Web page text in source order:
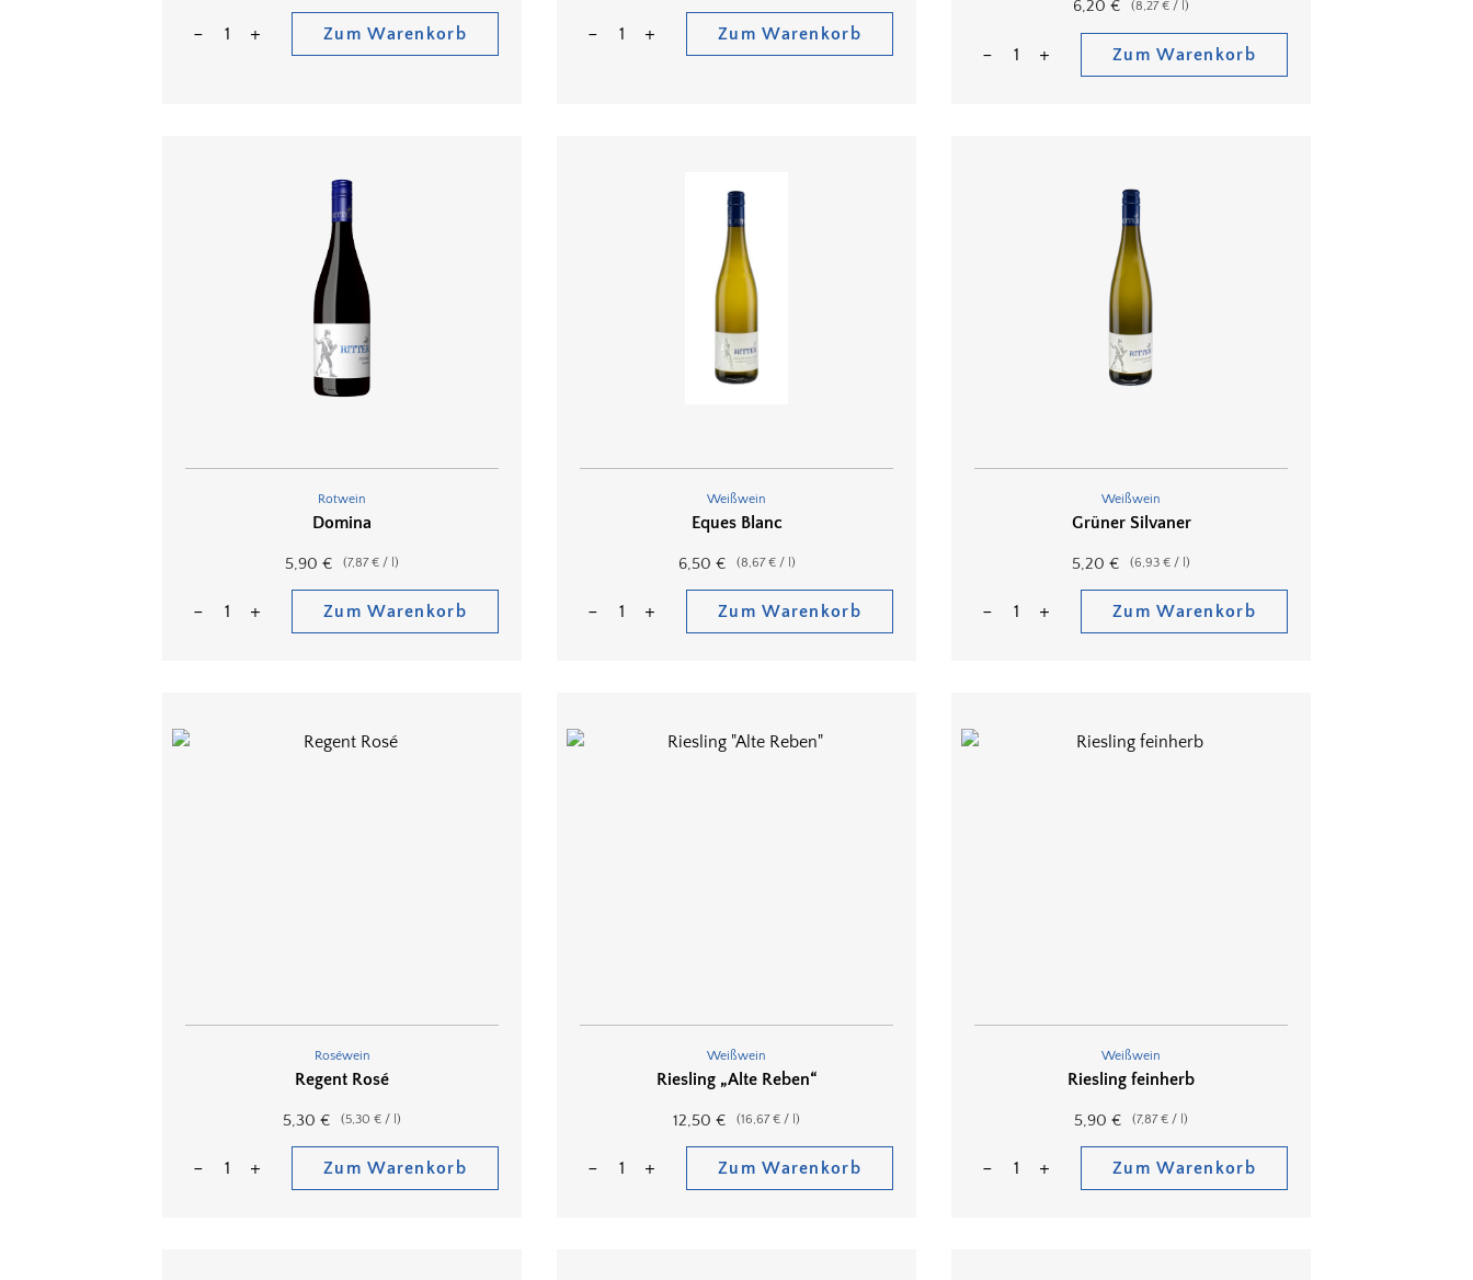
Zum Warenkorb Zum Warenkorb
6,20 € (8,27€ / )
Zum Warenkorb
Rotwein
Domina
5,90 € (7,87€ / )
Zum Warenkorb
Weißwein
Eques Blanc
6,50 € (8,67€/ )
Zum Warenkorb
Weißwein
Grüner Silvaner
5,20 € (6,93 € / )
Zum Warenkorb
Roséwein
Regent Rosé
5,30 € (5,30 € / )
Zum Warenkorb
Weißwein
Riesling „Alte Reben“
12,50 € (16,67€ / )
Zum Warenkorb
Weißwein
Riesling feinherb
5,90 € (7,87€ / )
Zum Warenkorb